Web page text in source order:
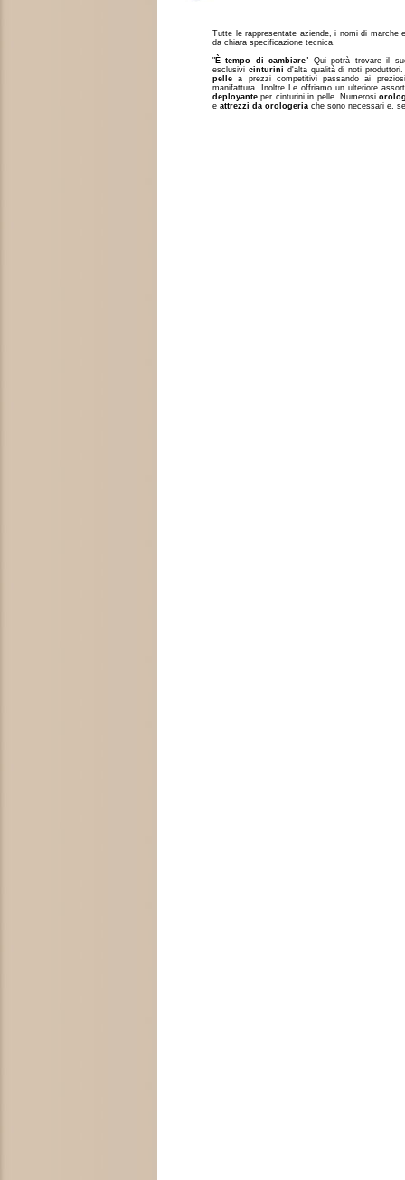
Tutte le rappresentate aziende, i nomi di marche
da chiara specificazione tecnica.
" È tempo di cambiare" Qui potrà trovare il
esclusivi cinturini d'alta qualità di noti
pelle a prezzi competitivi passando ai
manifattura. Inoltre Le offriamo un ulteriore
deployante per cinturini in pelle. Numerosi
e attrezzi da orologeria che sono necessari e,